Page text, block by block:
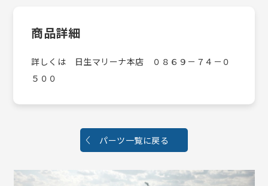
商品詳細
詳しくは 日生マリーナ本店 ０８６９－７４－０
５００
パーツ一覧に戻る